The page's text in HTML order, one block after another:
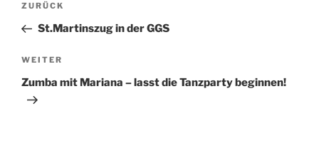
Vorheriger
Beitrag
ZURÜCK
St.Martinszug in der GGS
Nächster
Beitrag
WEITER
Zumba mit Mariana – lasst die Tanzparty beginnen!